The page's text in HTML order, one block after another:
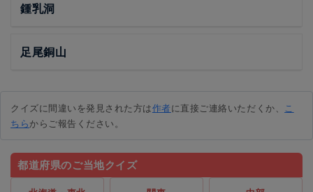
鍾乳洞
足尾銅山
クイズに間違いを発見された方は作者に直接ご連絡いただくか、 こ
ちらからご報告ください。
都道府県のご当地クイズ